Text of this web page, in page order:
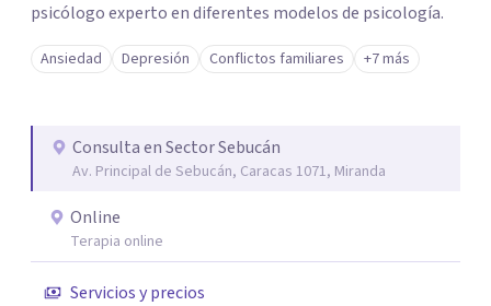
psicólogo experto en diferentes modelos de psicología.
Ansiedad Depresión Conflictos familiares +7 más
Consulta en Sector Sebucán
Av. Principal de Sebucán, Caracas 1071, Miranda
Online
Terapia online
Servicios y precios